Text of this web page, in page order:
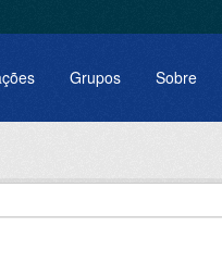
Grupos Sobre